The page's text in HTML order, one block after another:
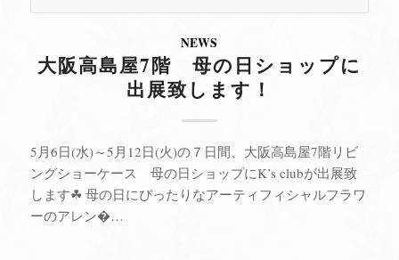
NEWS
大阪高島屋7階 母の日ショップに
出展致します！
5月6日(水)～5月12日(火)の７日間、大阪高島屋7階リビ
ングショーケース 母の日ショップにK’s clubが出展致
します☘ 母の日にぴったりなアーティフィシャルフラワ
ーのアレン�…